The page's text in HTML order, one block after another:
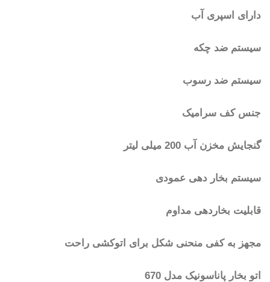
دارای اسپری آب
سیستم ضد چکه
سیستم ضد رسوب
جنس کف سرامیک
گنجایش مخزن آب 200 میلی لیتر
سیستم بخار دهی عمودی
قابلیت بخاردهی مداوم
مجهز به کفی منحنی شکل برای اتوکشی راحت
اتو بخار پاناسونیک مدل 670